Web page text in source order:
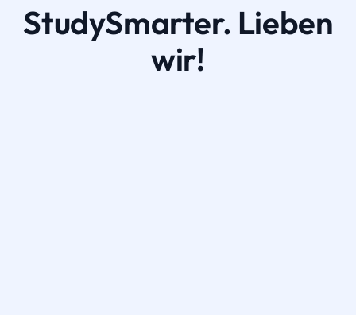
StudySmarter. Lieben
wir!